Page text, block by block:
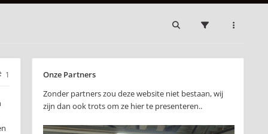
1
Onze Partners
Zonder partners zou deze website niet bestaan, wij
zijn dan ook trots om ze hier te presenteren..